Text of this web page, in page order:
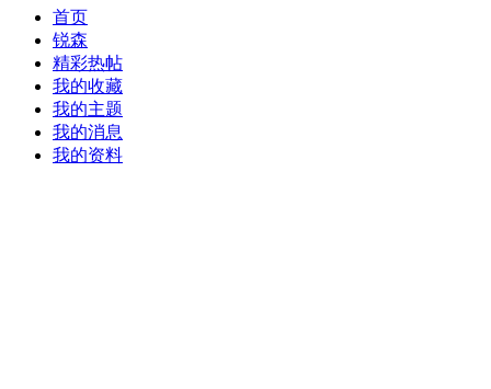
首页
锐森
精彩热帖
我的收藏
我的主题
我的消息
我的资料